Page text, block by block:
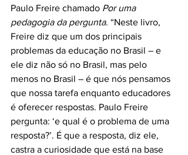
Paulo Freire chamado Por uma
pedagogia da pergunta. “Neste livro,
Freire diz que um dos principais
problemas da educação no Brasil – e
ele diz não só no Brasil, mas pelo
menos no Brasil – é que nós pensamos
que nossa tarefa enquanto educadores
é oferecer respostas. Paulo Freire
pergunta: ‘e qual é o problema de uma
resposta?’. É que a resposta, diz ele,
castra a curiosidade que está na base